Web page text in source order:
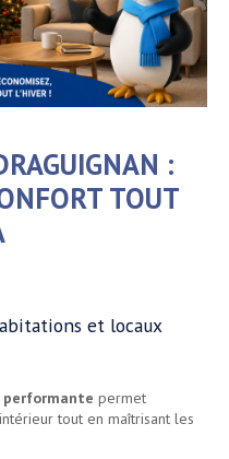
:
TOUT
et locaux
permet
tout en maîtrisant les